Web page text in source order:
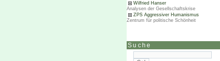
Wilfried Hanser
Analysen der Gesellschaftskrise
ZPS Aggressiver Humanismus
Zentrum für politische Schönheit
Suche